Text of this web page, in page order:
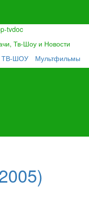
tvdoc
Тв-Шоу и Новости
ТВ-ШОУ Мультфильмы